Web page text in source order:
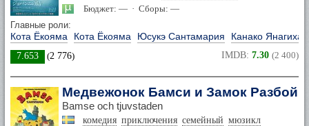
Бюджет: — · Сборы: —
Главные роли:
Кота Ёкояма Кота Ёкояма Юсукэ Сантамария Канако
7.653 (2 776) IMDB: 7.30 (2 400)
Медвежонок Бамси и Замок
Bamse och tjuvstaden
комедия приключения семейный мюзикл